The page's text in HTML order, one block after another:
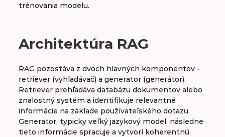
Recall
ReLU
trénovania modelu.
Architektúra RAG
RAG pozostáva z dvoch hlavných komponentov –
retriever (vyhľadávač) a generator (generátor).
Retriever prehľadáva databázu dokumentov alebo
znalostný systém a identifikuje relevantné
informácie na základe používateľského dotazu.
Generator, typicky veľký jazykový model, následne
tieto informácie spracuje a vytvorí koherentnú